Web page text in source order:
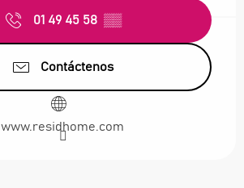
01 49 45 58 ▒▒
Contáctenos
www.residhome.com